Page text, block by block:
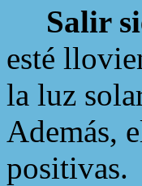
Salir
esté
la luz
Además,
positivas.